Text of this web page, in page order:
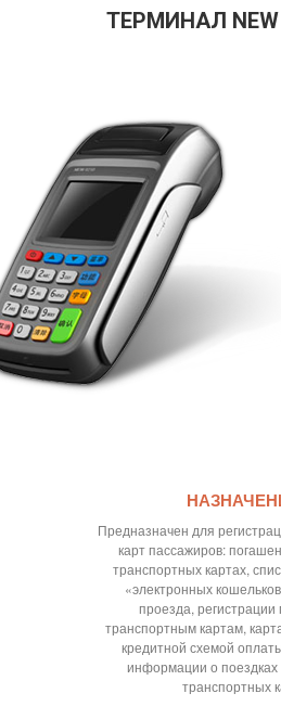
ТЕРМИНАЛ NEW
Предназначен для
карт пассажиров:
транспортных картах,
«электронных
проезда, регистрации
транспортным картам,
кредитной схемой
информации о поездках
транспортных